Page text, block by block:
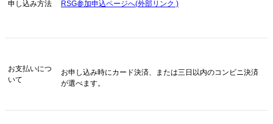
申し込み方法 RSG参加申込ページへ(外部リンク )
お支払いにつ
いて
お申し込み時にカード決済、または三日以内のコンビニ決済
が選べます。